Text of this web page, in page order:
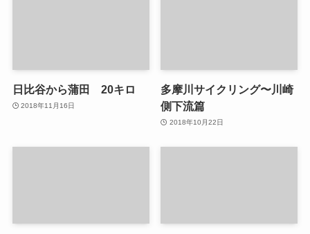
日比谷から蒲田 20キロ
2018年11月16日
多摩川サイクリング〜川崎
側下流篇
2018年10月22日